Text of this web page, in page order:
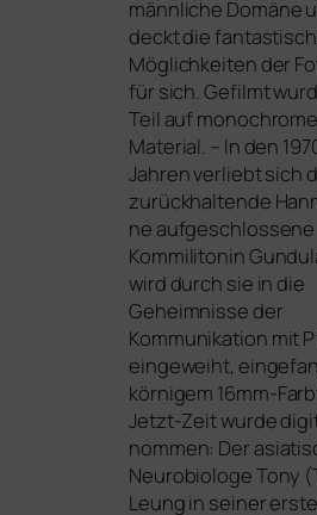
männ­li­che Domäne
deckt die
Möglichkeiten der
für sich. Gefilmt
Teil auf
Material. – In den
Jahren ver­liebt sich
zurück­hal­ten­de
ne auf­ge­schlos­se­ne
Kommilitonin
wird durch sie in die
Geheimnisse der
Kommunikation mit
ein­ge­weiht,
kör­ni­gem 16mm-
Jetzt-Zeit wur­de
nom­men: Der
Neurobiologe Tony
Leung in sei­ner